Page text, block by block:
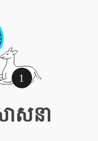
1
ាសនា